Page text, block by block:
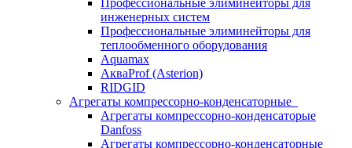
Профессиональные элиминейторы для
инженерных систем
Профессиональные элиминейторы для
теплообменного оборудования
Aquamax
АкваProf (Asterion)
RIDGID
Агрегаты компрессорно-конденсаторные
Агрегаты компрессорно-конденсаторые
Danfoss
Агрегаты компрессорно-конденсаторные